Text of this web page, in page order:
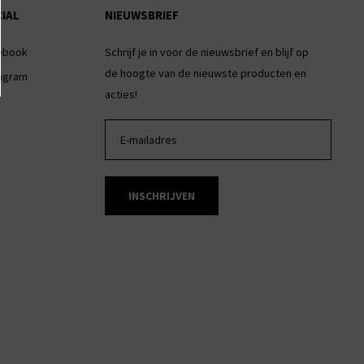
NIEUWSBRIEF
Schrijf je in voor de nieuwsbrief en blijf op
de hoogte van de nieuwste producten en
acties!
INSCHRIJVEN